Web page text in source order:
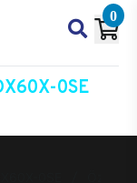
0
0SE